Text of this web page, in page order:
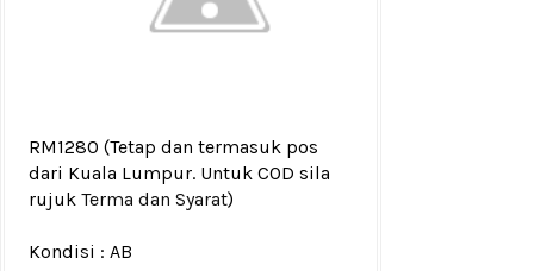
RM1280 (Tetap dan termasuk pos
dari Kuala Lumpur. Untuk COD sila
rujuk Terma dan Syarat)
Kondisi : AB